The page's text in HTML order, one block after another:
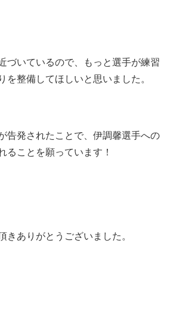
づいているので、もっと選手が練習
を整備してほしいと思いました。
告発されたことで、伊調馨選手への
ることを願っています！
きありがとうございました。